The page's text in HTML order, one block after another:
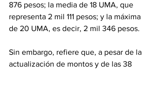
876 pesos; la media de 18 UMA, que
representa 2 mil 111 pesos; y la máxima
de 20 UMA, es decir, 2 mil 346 pesos.
Sin embargo, refiere que, a pesar de la
actualización de montos y de las 38